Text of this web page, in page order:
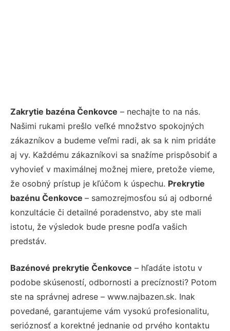
Zakrytie bazéna Čenkovce – nechajte to na nás.
Našimi rukami prešlo veľké množstvo spokojných
zákazníkov a budeme veľmi radi, ak sa k nim pridáte
aj vy. Každému zákazníkovi sa snažíme prispôsobiť a
vyhovieť v maximálnej možnej miere, pretože vieme,
že osobný prístup je kľúčom k úspechu. Prekrytie
bazénu Čenkovce – samozrejmosťou sú aj odborné
konzultácie či detailné poradenstvo, aby ste mali
istotu, že výsledok bude presne podľa vašich
predstáv.
Bazénové prekrytie Čenkovce – hľadáte istotu v
podobe skúseností, odbornosti a precíznosti? Potom
ste na správnej adrese – www.najbazen.sk. Inak
povedané, garantujeme vám vysokú profesionalitu,
serióznosť a korektné jednanie od prvého kontaktu